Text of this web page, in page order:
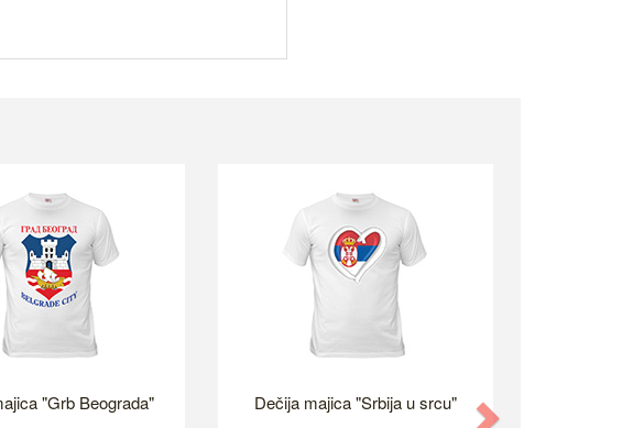
"Grb Beograda" Dečija majica "Srbija u srcu"